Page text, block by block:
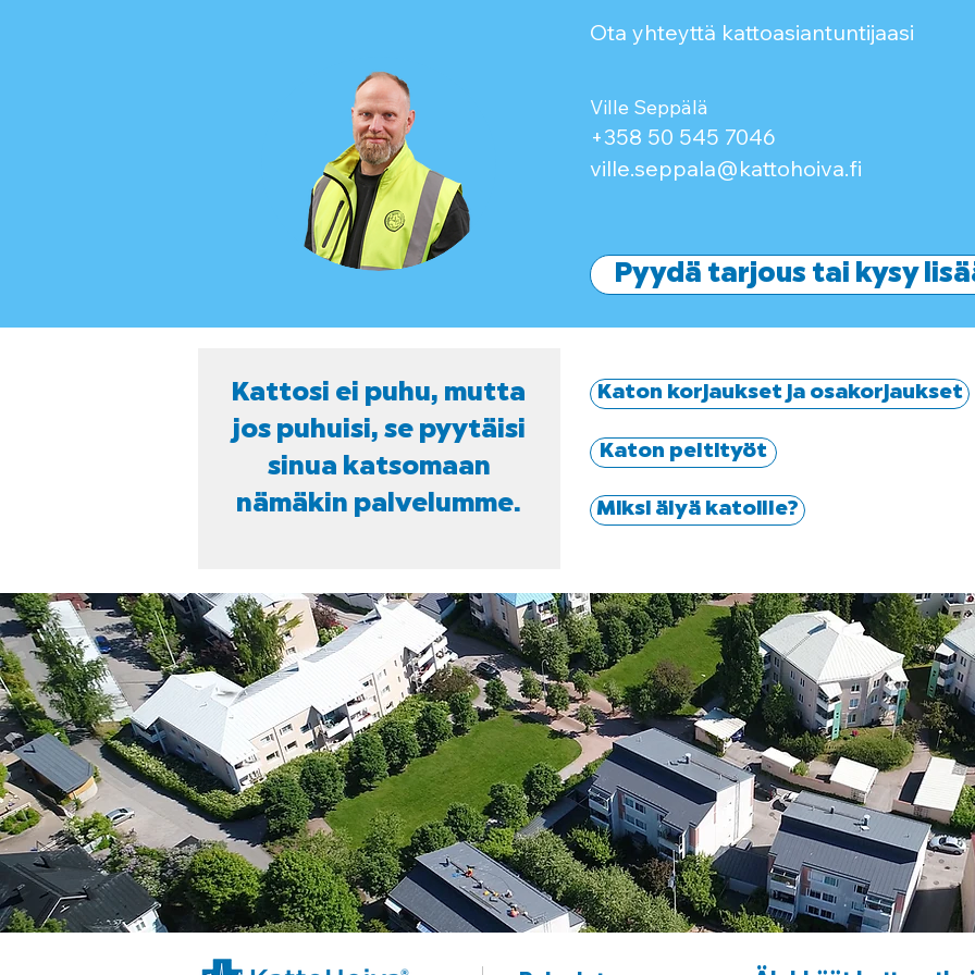
Ota yhteyttä kattoasiantuntijaasi
Ville Seppälä
+358 50 545 7046
ville.seppala@kattohoiva.fi
Pyydä tarjous tai kysy
Kattosi ei puhu, mutta
jos puhuisi, se pyytäisi
sinua katsomaan
nämäkin palvelumme.
Katon korjaukset ja osakorjaukset
Katon peltityöt
Miksi älyä katoille?